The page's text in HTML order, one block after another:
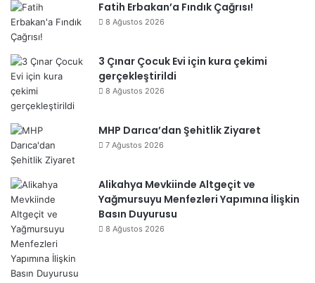
Fatih Erbakan’a Fındık Çağrısı!
8 Ağustos 2026
3 Çınar Çocuk Evi için kura çekimi
gerçekleştirildi
8 Ağustos 2026
MHP Darıca’dan Şehitlik Ziyaret
7 Ağustos 2026
Alikahya Mevkiinde Altgeçit ve
Yağmursuyu Menfezleri Yapımına İlişkin
Basın Duyurusu
8 Ağustos 2026